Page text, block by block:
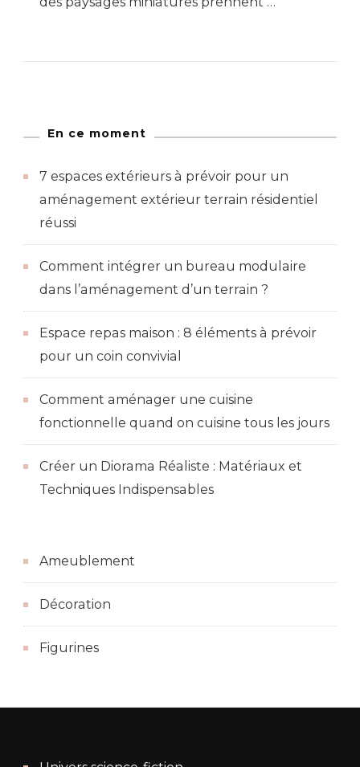
En ce moment
7 espaces extérieurs à prévoir pour un
aménagement extérieur terrain résidentiel
réussi
Comment intégrer un bureau modulaire
dans l’aménagement d’un terrain ?
Espace repas maison : 8 éléments à prévoir
pour un coin convivial
Comment aménager une cuisine
fonctionnelle quand on cuisine tous les jours
Créer un Diorama Réaliste : Matériaux et
Techniques Indispensables
Ameublement
Décoration
Figurines